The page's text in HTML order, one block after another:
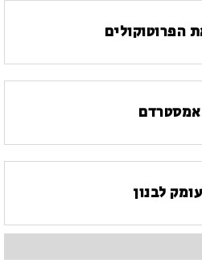
הפרוטוקולים
לבנון